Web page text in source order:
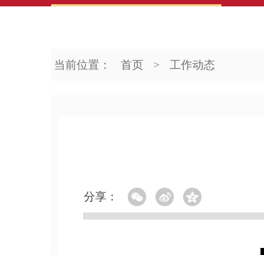
当前位置： 首页 > 工作动态
分享：